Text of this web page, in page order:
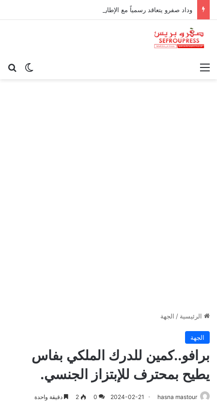
الوضع القائمة
الرئيسية / الجهة
الجهة
برافو..كمين للدرك الملكي بفاس
يطيح بمحترف للإبتزاز الجنسي.
hasna mastour
2024-02-21
0
2 دقيقة واحدة